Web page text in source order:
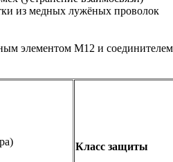
из медных лужёных проволок
элементом М12 и
Класс защиты